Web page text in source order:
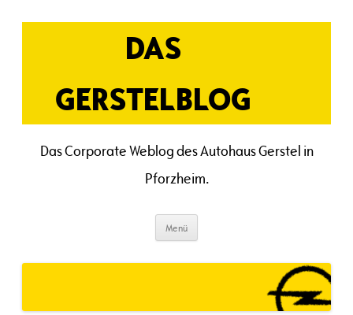
Inhalt
DAS
GERSTELBLOG
Das Corporate Weblog des Autohaus Gerstel in
Pforzheim.
Menü